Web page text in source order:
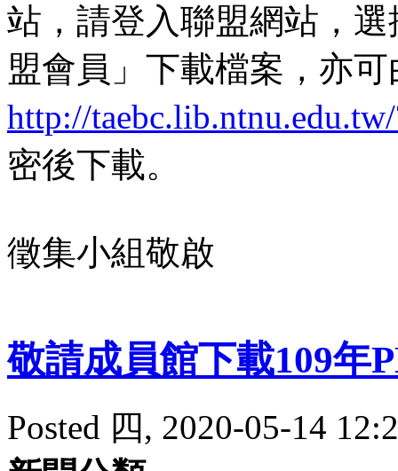
站，請登入聯盟網站，
盟會員」下載檔案，亦
http://
密後下載。
徵集小組敬啟
敬請成員館下載109年
Posted 四, 2020-05-14